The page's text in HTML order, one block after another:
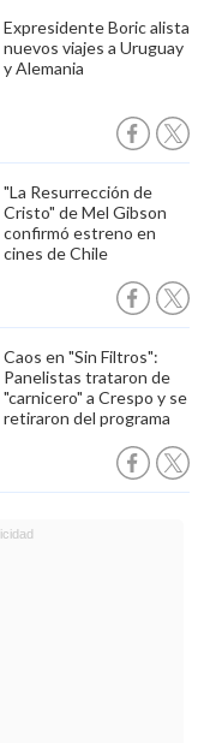
Expresidente Boric alista
nuevos viajes a Uruguay
y Alemania
"La Resurrección de
Cristo" de Mel Gibson
confirmó estreno en
cines de Chile
Caos en "Sin Filtros":
Panelistas trataron de
"carnicero" a Crespo y se
retiraron del programa